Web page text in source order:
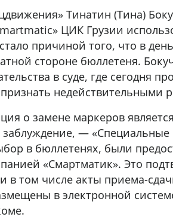
Тинатин (Тина)
ЦИК Грузии
причиной того, что в
стороне бюллетеня.
в суде, где сегодня
недействительными
о замене маркеров
заблуждение, —
в бюллетенях, были
«Смартматик». Это
в том числе акты приема-
в электронной